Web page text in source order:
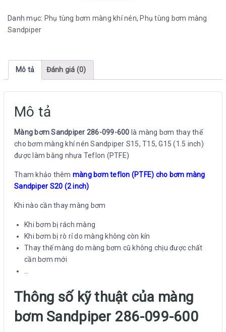
286-
099-
lượng
Danh mục: Phụ tùng bơm màng khí nén, Phụ tùng bơm màng
Sandpiper
Mô tả Đánh giá (0)
Mô tả
Màng bơm Sandpiper 286-099-600 là màng bơm thay thế
cho bơm màng khí nén Sandpiper S15, T15, G15 (1.5 inch)
được làm bằng nhựa Teflon (PTFE)
Tham khảo thêm màng bơm teflon (PTFE) cho bơm màng
Sandpiper S20 (2 inch)
Khi nào cần thay màng bơm
Khi bơm bị rách màng
Khi bơm bị rò rỉ do màng không còn kín
Thay thế màng do màng bơm cũ không chịu được chất
cần bơm mới
Thông số kỹ thuật của màng
bơm Sandpiper 286-099-600